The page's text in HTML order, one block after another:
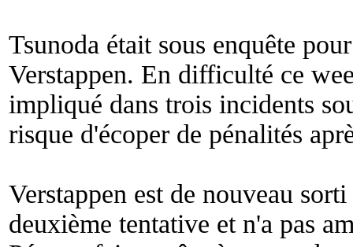
Tsunoda était sous enquête
Verstappen. En difficulté ce
impliqué dans trois incidents
risque d'écoper de pénalités
Verstappen est de nouveau
deuxième tentative et n'a pas